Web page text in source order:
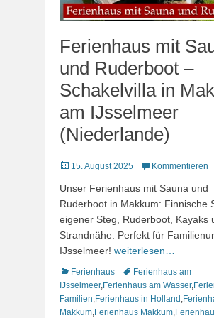
Ferienhaus mit
und Ruderboot –
Schakelvilla in
am IJsselmeer
(Niederlande)
Veröffentlicht
15. August 2025 Kommentieren
Unser Ferienhaus mit Sauna und
Ruderboot in Makkum: Finnische
eigener Steg, Ruderboot, Kayaks
Strandnähe. Perfekt für
IJsselmeer! weiterlesen…
Kategorien
Ferienhaus Schlagworte
Ferienhaus am
IJsselmeer, Ferienhaus am Wasser,
Familien Ferienhaus in Holland
Makkum Ferienhaus Makkum